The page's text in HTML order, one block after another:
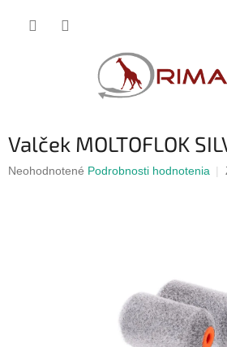
Valček MOLTOFLOK
Priemerné
Neohodnotené Podrobnosti hodnotenia